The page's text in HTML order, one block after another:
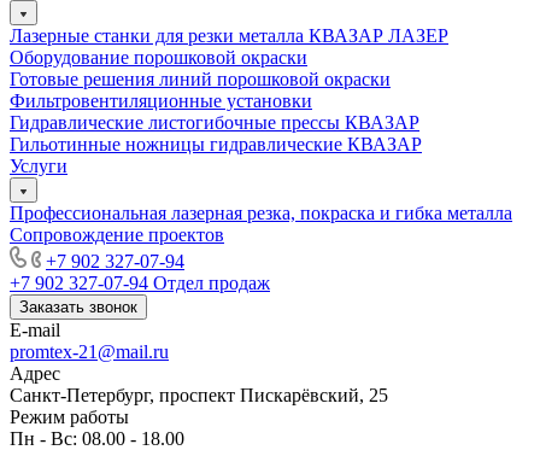
Лазерные станки для резки металла КВАЗАР ЛАЗЕР
Оборудование порошковой окраски
Готовые решения линий порошковой окраски
Фильтровентиляционные установки
Гидравлические листогибочные прессы КВАЗАР
Гильотинные ножницы гидравлические КВАЗАР
Услуги
Профессиональная лазерная резка, покраска и гибка металла
Сопровождение проектов
+7 902 327-07-94
+7 902 327-07-94 Отдел продаж
Заказать звонок
E-mail
promtex-21@mail.ru
Адрес
Санкт-Петербург, проспект Пискарёвский, 25
Режим работы
Пн - Вс: 08.00 - 18.00